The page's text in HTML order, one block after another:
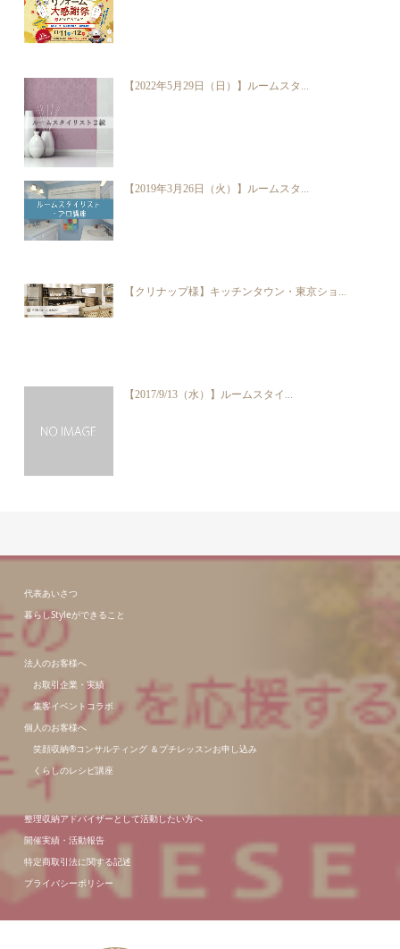
【2022年5月29日（日）】ルームスタ...
【2019年3月26日（火）】ルームスタ...
【クリナップ様】キッチンタウン・東京ショ...
【2017/9/13（水）】ルームスタイ...
代表あいさつ
暮らしStyleができること
法人のお客様へ
お取引企業・実績
集客イベントコラボ
個人のお客様へ
笑顔収納®コンサルティング ＆プチレッスンお申し込み
くらしのレシピ講座
整理収納アドバイザーとして活動したい方へ
開催実績・活動報告
特定商取引法に関する記述
プライバシーポリシー